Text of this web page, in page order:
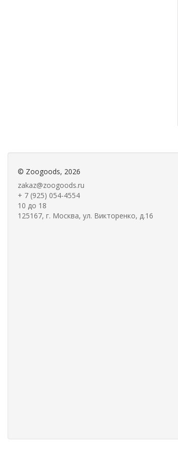
© Zoogoods, 2026
zakaz@zoogoods.ru
+ 7 (925) 054-4554
10 до 18
125167, г. Москва, ул. Викторенко, д.16